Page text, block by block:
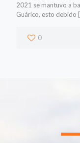
2021 se mantuvo a
Guárico, esto debido
0